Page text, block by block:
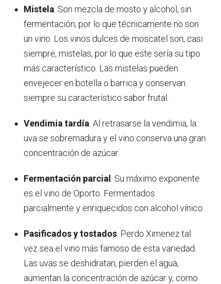
Mistela . Son mezcla de mosto y alcohol, sin
fermentación; por lo que técnicamente no son
un vino. Los vinos dulces de moscatel son, casi
siempre, mistelas, por lo que este sería su tipo
más característico. Las mistelas pueden
envejecer en botella o barrica y conservan
siempre su característico sabor frutal.
Vendimia tardía . Al retrasarse la vendimia, la
uva se sobremadura y el vino conserva una gran
concentración de azúcar.
Fermentación parcial
. Su máximo exponente
es el vino de Oporto. Fermentados
parcialmente y enriquecidos con alcohol vínico.
Pasificados y tostados . Perdo Ximenez tal
vez sea el vino más famoso de esta variedad.
Las uvas se deshidratan, pierden el agua,
aumentan la concentración de azúcar y, como